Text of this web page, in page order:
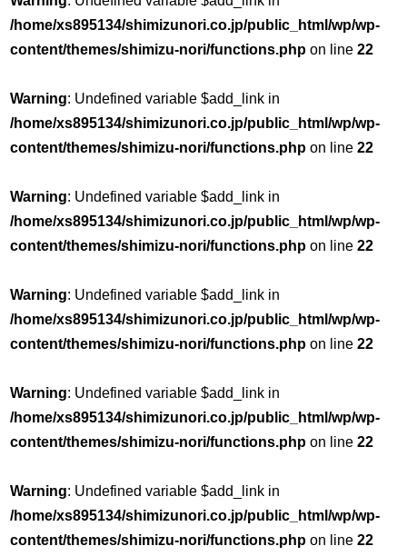
/home/xs895134/shimizunori.co.jp/public_html/wp/wp-
content/themes/shimizu-nori/functions.php on line22
Warning: Undefined variable $add_link in
/home/xs895134/shimizunori.co.jp/public_html/wp/wp-
content/themes/shimizu-nori/functions.php on line22
Warning: Undefined variable $add_link in
/home/xs895134/shimizunori.co.jp/public_html/wp/wp-
content/themes/shimizu-nori/functions.php on line22
Warning: Undefined variable $add_link in
/home/xs895134/shimizunori.co.jp/public_html/wp/wp-
content/themes/shimizu-nori/functions.php on line22
Warning: Undefined variable $add_link in
/home/xs895134/shimizunori.co.jp/public_html/wp/wp-
content/themes/shimizu-nori/functions.php on line22
Warning: Undefined variable $add_link in
/home/xs895134/shimizunori.co.jp/public_html/wp/wp-
content/themes/shimizu-nori/functions.php on line22